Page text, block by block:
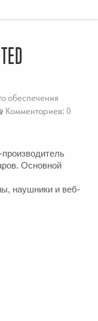
обеспечения
Комментариев: 0
Основной
наушники и веб-